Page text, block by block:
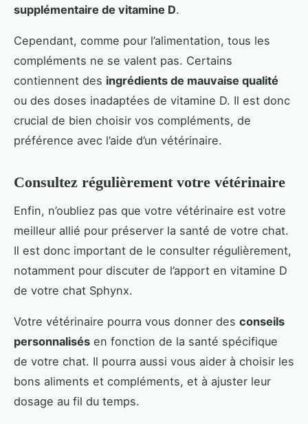
supplémentaire de vitamine D.
Cependant, comme pour l’alimentation, tous les
compléments ne se valent pas. Certains
contiennent des ingrédients de mauvaise qualité
ou des doses inadaptées de vitamine D. Il est donc
crucial de bien choisir vos compléments, de
préférence avec l’aide d’un vétérinaire.
Consultez régulièrement votre vétérinaire
Enfin, n’oubliez pas que votre vétérinaire est votre
meilleur allié pour préserver la santé de votre chat.
Il est donc important de le consulter régulièrement,
notamment pour discuter de l’apport en vitamine D
de votre chat Sphynx.
Votre vétérinaire pourra vous donner des conseils
personnalisés en fonction de la santé spécifique
de votre chat. Il pourra aussi vous aider à choisir les
bons aliments et compléments, et à ajuster leur
dosage au fil du temps.